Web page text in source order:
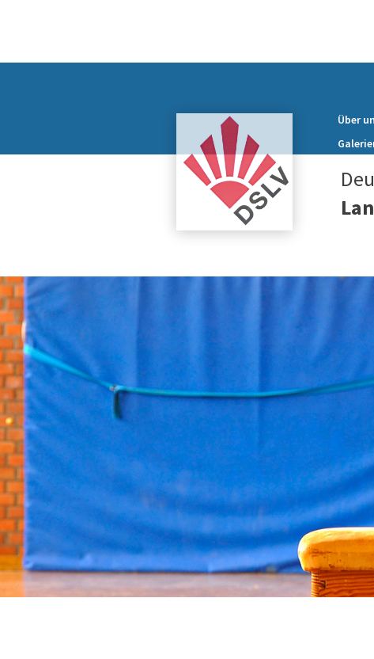
Über
Präsidium
Satzung
Positionspapiere
Kooperationspar
tner
Mitglied werden